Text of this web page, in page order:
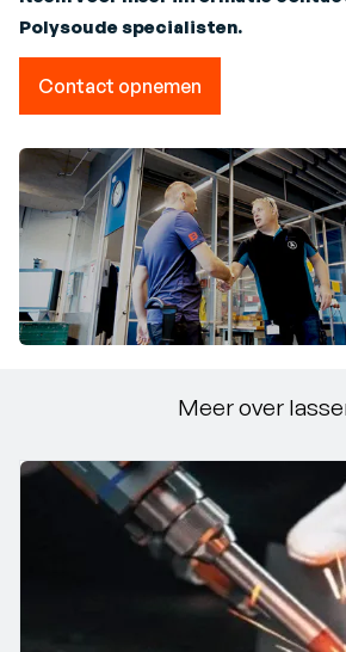
Polysoude specialisten.
Contact opnemen
Meer over